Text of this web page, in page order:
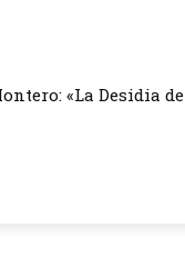
«La Desidia